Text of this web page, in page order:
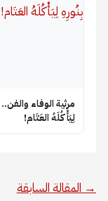
​مرثية الوفاء
لِيَأْكُلَهُ العَتَام!
→ المقالة السابقة